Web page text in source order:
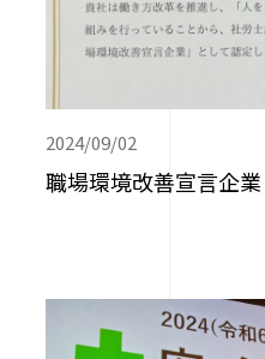
2024/09/02
職場環境改善宣言企